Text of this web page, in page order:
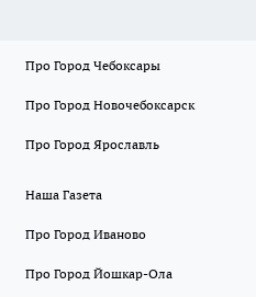
Про Город Чебоксары
Про Город Новочебоксарск
Про Город Ярославль
Наша Газета
Про Город Иваново
Про Город Йошкар-Ола